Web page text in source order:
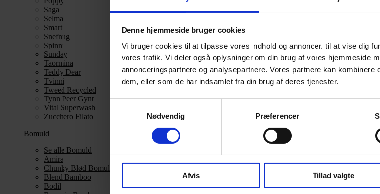
Denne hjemmeside bruger cookies
Vi bruger cookies til at tilpasse vores indhold og annoncer, til at vise dig
vores trafik. Vi deler også oplysninger om din brug af vores hjemmeside
annonceringspartnere og analysepartnere. Vores partnere kan kombinere
dem, eller som de har indsamlet fra din brug af deres tjenester.
Nødvendig
Præferencer
Afvis Tillad valgte
Saga
Selma
Smart
Snefnug
Spinni
Sunday
Taormina
Teddy Dear
Tvinni
Tweed Recycled
Tynn Peer Gynt
Vital Superwash
Zucchero Filato
Bomuld
Se alle Bomuld
Amira
Chunky Blød Bomuld
Blend Bamboo
Bodil